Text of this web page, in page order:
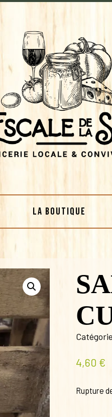
LA BOUTIQUE
4,60 €
Rupture